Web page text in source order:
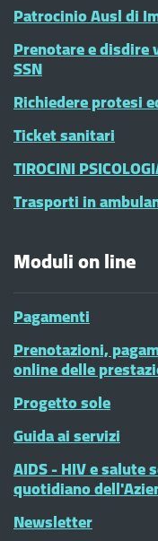
Patrocinio Ausl di
Prenotare e disdire
SSN
Richiedere protesi
Ticket sanitari
TIROCINI
Trasporti in
Moduli on line
Pagamenti
Prenotazioni,
online delle
Progetto sole
Guida ai servizi
AIDS - HIV e salute
quotidiano
Newsletter